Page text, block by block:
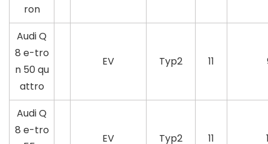
ron
Audi Q
8 e-tro
n 50 qu
attro
EV Typ2 11
Audi Q
8 e-tro
EV Typ2 11